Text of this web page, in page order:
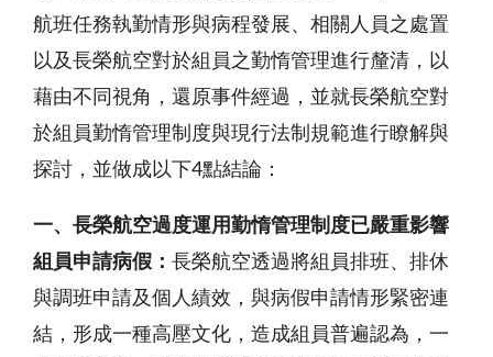
航班任務執勤情形與病程發展、相關人員之處置
以及長榮航空對於組員之勤惰管理進行釐清，以
藉由不同視角，還原事件經過，並就長榮航空對
於組員勤惰管理制度與現行法制規範進行瞭解與
探討，並做成以下4點結論：
一、長榮航空過度運用勤惰管理制度已嚴重影響
組員申請病假： 長榮航空透過將組員排班、排休
與調班申請及個人績效，與病假申請情形緊密連
結，形成一種高壓文化，造成組員普遍認為，一